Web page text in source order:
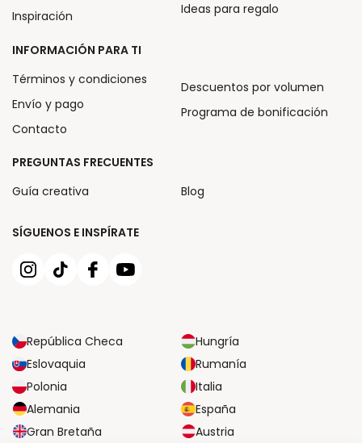
SÍGUENOS E INSPÍRATE
República Checa
Hungría
Eslovaquia
Rumanía
Polonia
Italia
Alemania
España
Gran Bretaña
Austria
Inspiración
Ideas para regalo
INFORMACIÓN PARA TI
Términos y condiciones
Envío y pago
Contacto
Descuentos por volumen
Programa de bonificación
PREGUNTAS FRECUENTES
Guía creativa
Blog